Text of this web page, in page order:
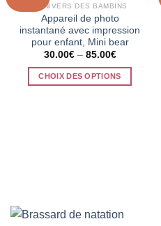
L'UNIVERS DES BAMBINS
Appareil de photo
instantané avec impression
pour enfant, Mini bear
30.00€– 85.00€
CHOIX DES OPTIONS
être